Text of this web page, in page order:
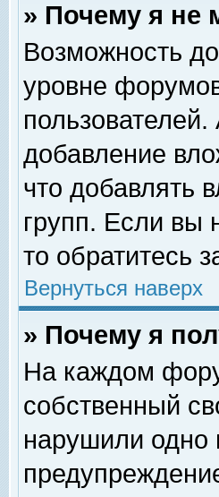
» Почему я не
Возможность
уровне
добавление
что добавлять
групп. Если вы
то обратитесь
Вернуться наверх
» Почему я
На каждом
собственный
нарушили одно